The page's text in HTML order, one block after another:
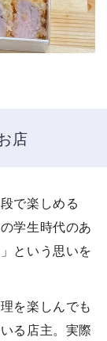
店
で楽しめる
学生時代のあ
という思いを
を楽しんでも
る店主。実際